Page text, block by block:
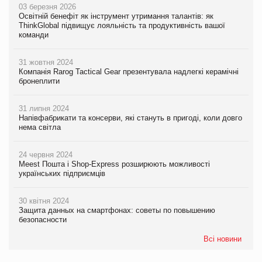
03 березня 2026
Освітній бенефіт як інструмент утримання талантів: як
ThinkGlobal підвищує лояльність та продуктивність вашої
команди
31 жовтня 2024
Компанія Rarog Tactical Gear презентувала надлегкі керамічні
бронеплити
31 липня 2024
Напівфабрикати та консерви, які стануть в пригоді, коли довго
нема світла
24 червня 2024
Meest Пошта і Shop-Express розширюють можливості
українських підприємців
30 квітня 2024
Защита данных на смартфонах: советы по повышению
безопасности
Всі новини